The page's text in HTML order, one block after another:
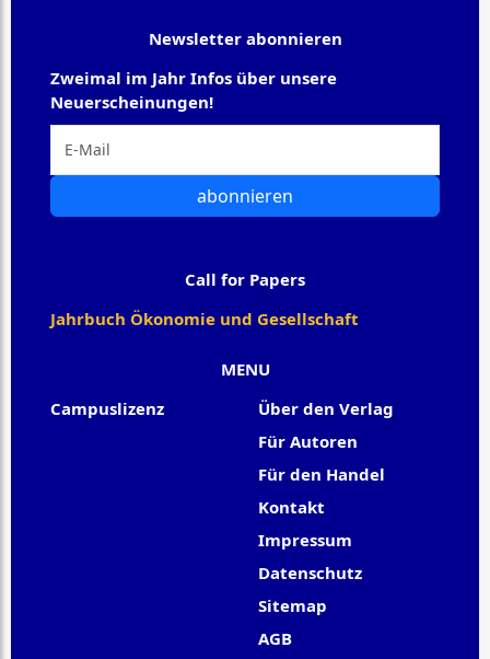
MENU
Campuslizenz
Über den Verlag
Für Autoren
Für den Handel
Kontakt
Impressum
Datenschutz
Sitemap
AGB
Newsletter abonnieren
Zweimal im Jahr Infos über unsere
Neuerscheinungen!
abonnieren
Call for Papers
Jahrbuch Ökonomie und Gesellschaft